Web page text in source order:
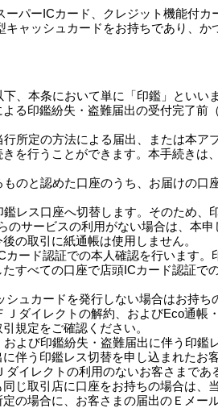
パーICカード、クレジット機能付
ャッシュカードをお持ちであり、
、本条において単に「印鑑」とい
る印鑑紛失・盗難届出の受付完了前
所定の方法による届出、または本
を行うことができます。本手続き
のと認めた口座のうち、お届けの
レス口座へ切替します。そのため
サービスの利用がない場合は、本
の取引に紙通帳は使用しません。
ード認証での本人確認を行います
すべての口座で店頭ICカード認証
カードを発行しない場合はお持ち
ダイレクトの解約、およびEco通帳
規定をご確認ください。
よび印鑑紛失・盗難届出に伴う印
伴う印鑑レス切替を申し込まれたお
イレクトの利用のないお客さまで
じ取引店に口座をお持ちの場合は
の場合に、お客さまの届出のＥメ